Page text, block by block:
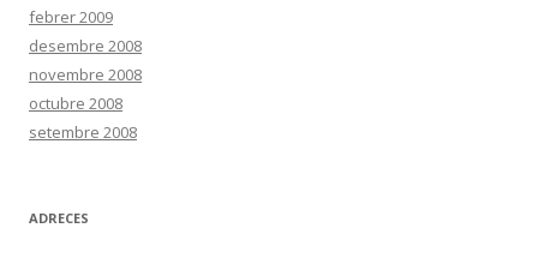
febrer 2009
desembre 2008
novembre 2008
octubre 2008
setembre 2008
ADRECES